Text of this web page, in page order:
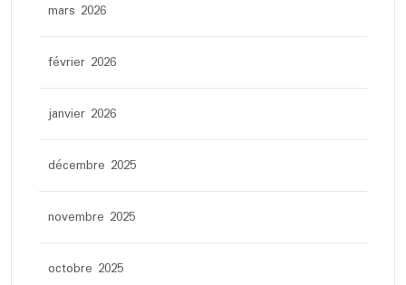
mars 2026
février 2026
janvier 2026
décembre 2025
novembre 2025
octobre 2025